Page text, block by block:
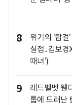
8
위기의 '탑걸
실점..김보경
때녀')
9
레드벨벳 웬
톱에 드러난